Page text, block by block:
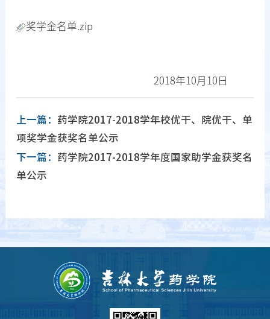
奖学金名单.zip
2018年10月10日
上一篇： 药学院2017-2018学年校优干、院优干、单
项奖学金获奖名单公示
下一篇： 药学院2017-2018学年度国家助学金获奖名
单公示